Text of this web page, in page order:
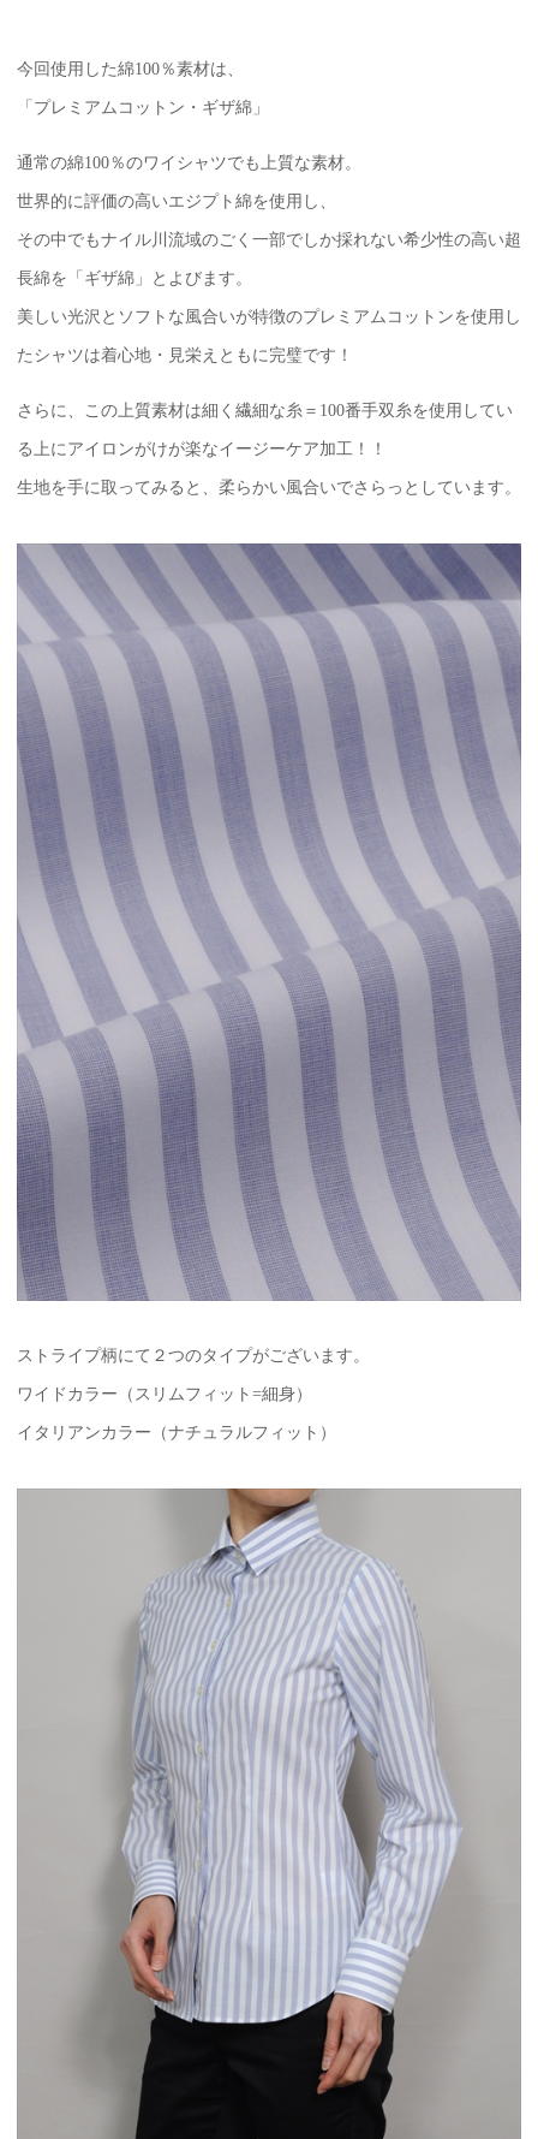
今回使用した綿100％素材は、
「プレミアムコットン・ギザ綿」
通常の綿100％のワイシャツでも上質な素材。
世界的に評価の高いエジプト綿を使用し、
その中でもナイル川流域のごく一部でしか採れない希少性の高い超
長綿を「ギザ綿」とよびます。
美しい光沢とソフトな風合いが特徴のプレミアムコットンを使用し
たシャツは着心地・見栄えともに完璧です！
さらに、この上質素材は細く繊細な糸＝100番手双糸を使用してい
る上にアイロンがけが楽なイージーケア加工！！
生地を手に取ってみると、柔らかい風合いでさらっとしています。
ストライプ柄にて２つのタイプがございます。
ワイドカラー（スリムフィット=細身）
イタリアンカラー（ナチュラルフィット）